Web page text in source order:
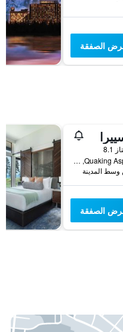
الصفقة
265 Quaking Aspen Lane, ستاتيلين, NV, الولايات المتحدة الأميريكية
الصفقة